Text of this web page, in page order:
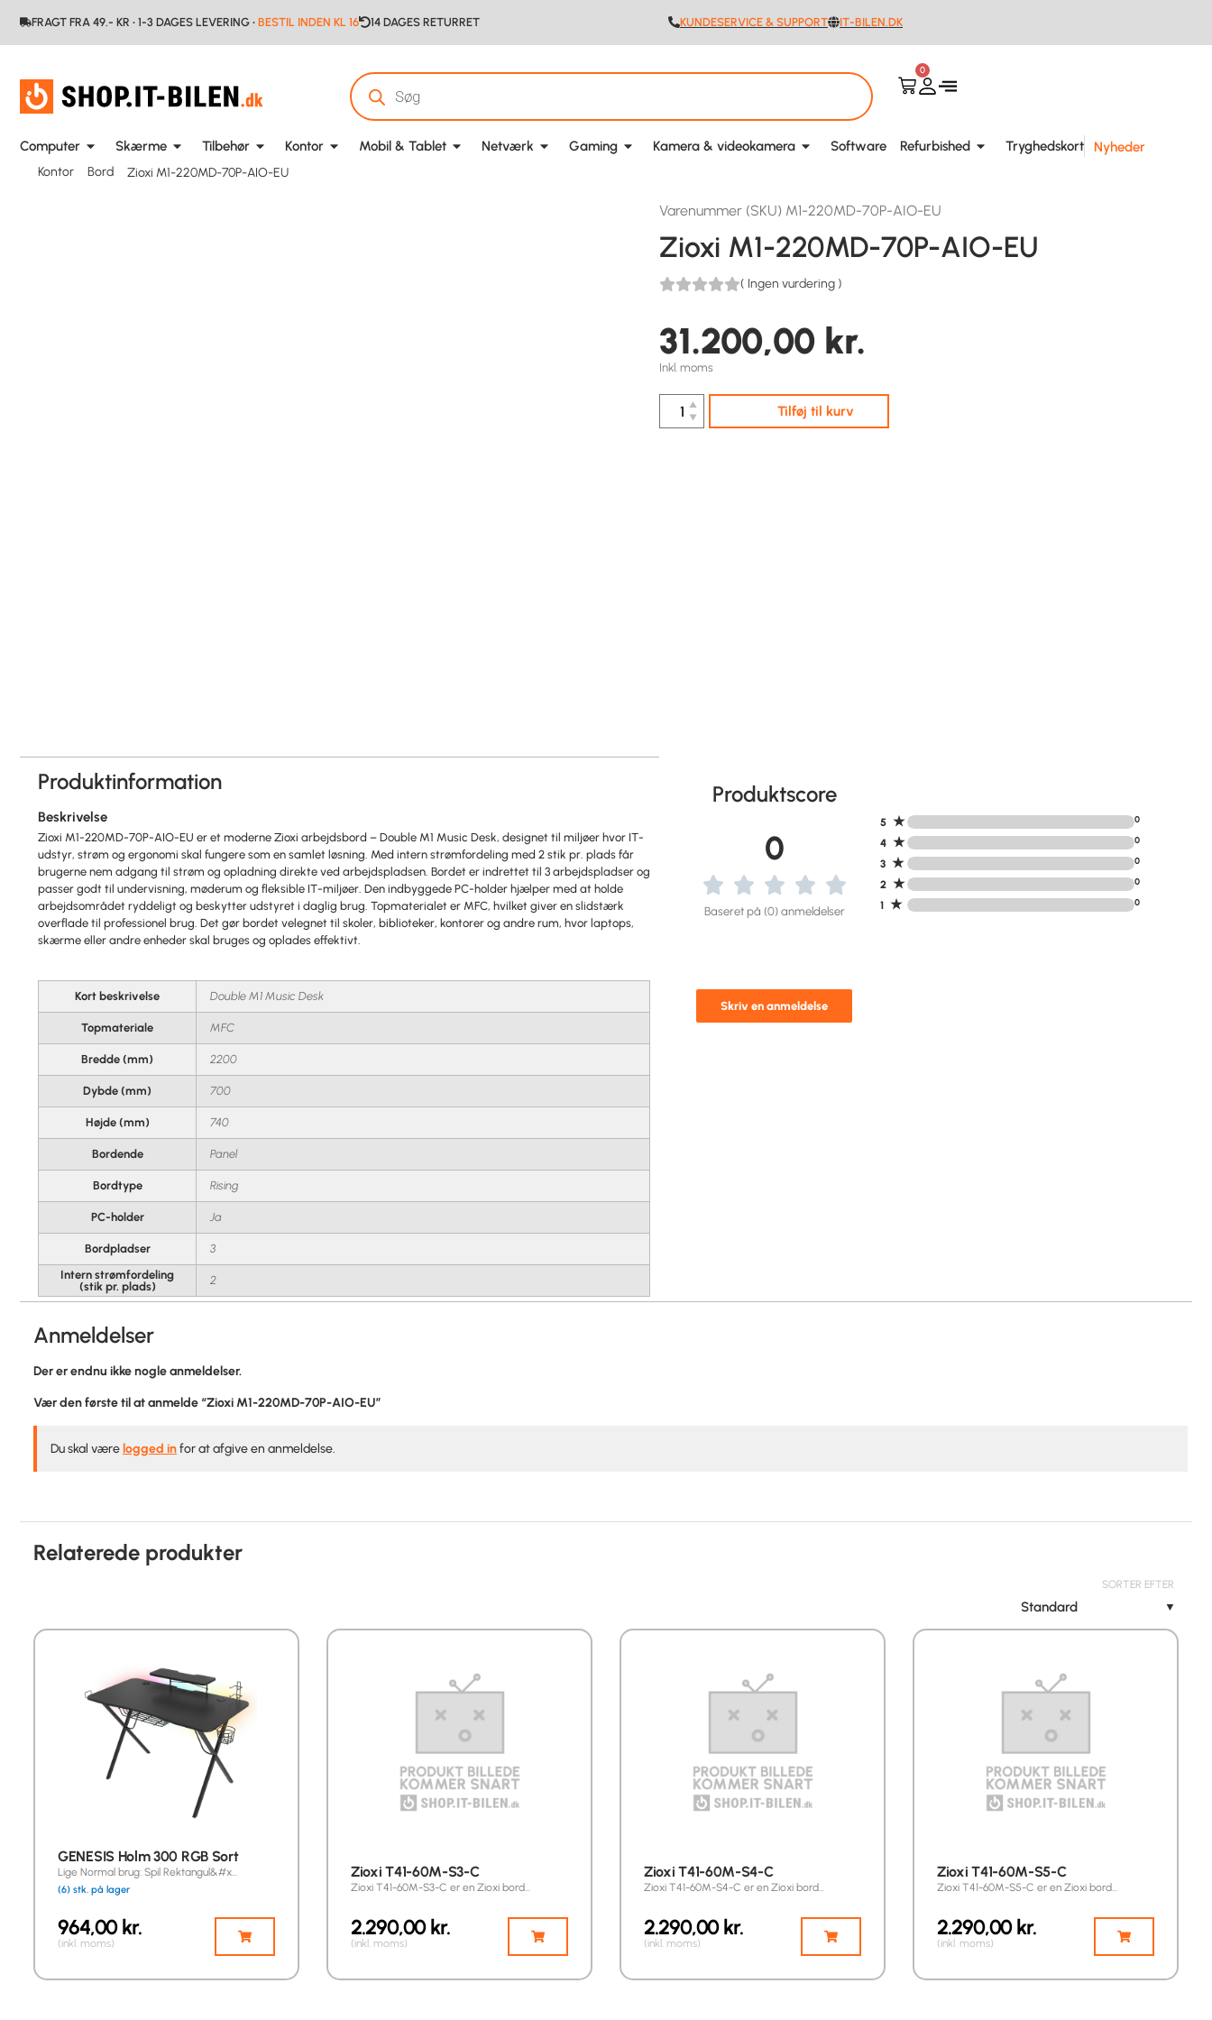
FRAGT FRA 49.- KR • 1-3 DAGES LEVERING • BESTIL INDEN KL 16 14 DAGES RETURRET KUNDESERVICE & SUPPORT IT-BILEN.DK
0
Computer Skærme Tilbehør Kontor Mobil & Tablet Netværk Gaming Kamera & videokamera Software Refurbished Tryghedskort Nyheder
Kontor Bord Zioxi M1-220MD-70P-AIO-EU
Varenummer (SKU) M1-220MD-70P-AIO-EU
Zioxi M1-220MD-70P-AIO-EU
( Ingen vurdering )
31.200,00 kr.
Inkl. moms
▲
▼
Tilføj til kurv
Produktinformation
Beskrivelse
Zioxi M1-220MD-70P-AIO-EU er et moderne Zioxi arbejdsbord – Double M1 Music Desk, designet til miljøer hvor IT-
udstyr, strøm og ergonomi skal fungere som en samlet løsning. Med intern strømfordeling med 2 stik pr. plads får
brugerne nem adgang til strøm og opladning direkte ved arbejdspladsen. Bordet er indrettet til 3 arbejdspladser og
passer godt til undervisning, møderum og fleksible IT-miljøer. Den indbyggede PC-holder hjælper med at holde
arbejdsområdet ryddeligt og beskytter udstyret i daglig brug. Topmaterialet er MFC, hvilket giver en slidstærk
overflade til professionel brug. Det gør bordet velegnet til skoler, biblioteker, kontorer og andre rum, hvor laptops,
skærme eller andre enheder skal bruges og oplades effektivt.
Kort beskrivelse Double M1 Music Desk
Topmateriale MFC
Bredde (mm) 2200
Dybde (mm) 700
Højde (mm) 740
Bordende Panel
Bordtype Rising
PC-holder Ja
Bordpladser
3
Intern strømfordeling
(stik pr. plads)
2
Produktscore
0
Baseret på (0) anmeldelser
Skriv en anmeldelse
5 ★ 0
4 ★ 0
3 ★ 0
2 ★ 0
1 ★ 0
Anmeldelser
Der er endnu ikke nogle anmeldelser.
Vær den første til at anmelde “Zioxi M1-220MD-70P-AIO-EU”
Du skal være logged infor at afgive en anmeldelse.
Relaterede produkter
SORTER EFTER
Standard ▼
GENESIS Holm 300 RGB Sort
Lige Normal brug: Spil Rektangul&#x…
(6) stk. på lager
964,00kr.
(inkl. moms)
Zioxi T41-60M-S3-C
Zioxi T41-60M-S3-C er en Zioxi bord…
2.290,00kr.
(inkl. moms)
Zioxi T41-60M-S4-C
Zioxi T41-60M-S4-C er en Zioxi bord…
2.290,00kr.
(inkl. moms)
Zioxi T41-60M-S5-C
Zioxi T41-60M-S5-C er en Zioxi bord…
2.290,00kr.
(inkl. moms)